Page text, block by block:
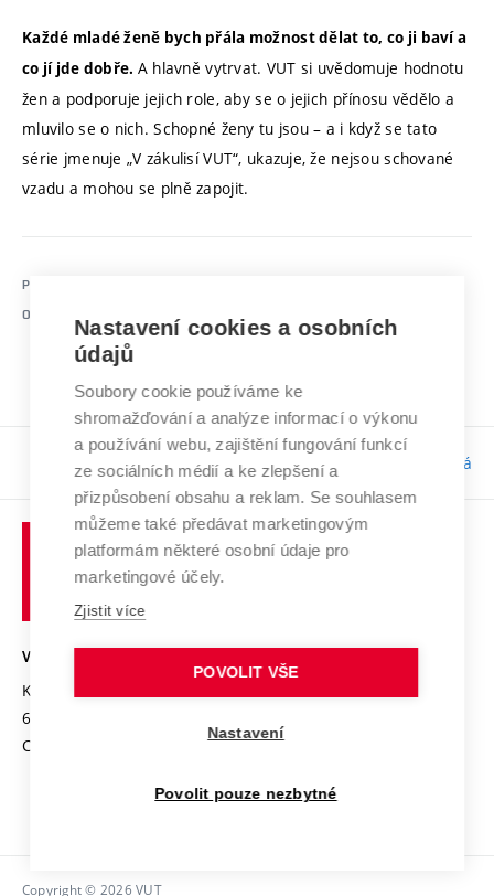
Každé mladé ženě bych přála možnost dělat to, co ji baví a
co jí jde dobře. A hlavně vytrvat. VUT si uvědomuje hodnotu
žen a podporuje jejich role, aby se o jejich přínosu vědělo a
mluvilo se o nich. Schopné ženy tu jsou – a i když se tato
série jmenuje „V zákulisí VUT“, ukazuje, že nejsou schované
vzadu a mohou se plně zapojit.
PUBLIKOVÁNO
ODKAZ
vzdelani/f163596/d324544
Odpovědnost:Bc. Tereza Kučerová
VYSOKÉ UČENÍ TECHNICKÉ V BRNĚ
Kolejní 2906/4
612 00 Brno
Czech Republic
Copyright © 2026 VUT
Nastavení cookies a osobních
údajů
Soubory cookie používáme ke
shromažďování a analýze informací o výkonu
a používání webu, zajištění fungování funkcí
ze sociálních médií a ke zlepšení a
přizpůsobení obsahu a reklam. Se souhlasem
můžeme také předávat marketingovým
platformám některé osobní údaje pro
marketingové účely.
Zjistit více
POVOLIT VŠE
Nastavení
Povolit pouze nezbytné